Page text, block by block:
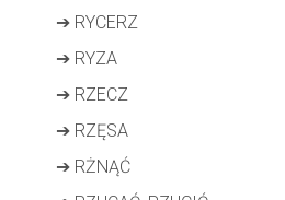
➔RYCERZ
➔RYZA
➔RZECZ
➔RZĘSA
➔RŻNĄĆ